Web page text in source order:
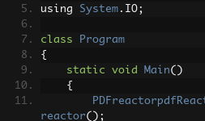
using System . IO;
class
Program
{
static
void Main()
{
reactor();